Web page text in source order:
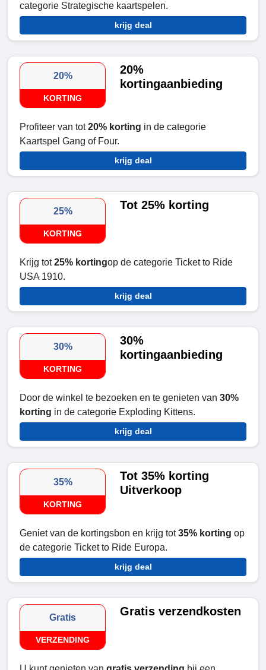
categorie Strategische kaartspelen.
krijg deal
20%
KORTING
20%
kortingaanbieding
Profiteer van tot20% korting in de categorie
Kaartspel Gang of Four.
krijg deal
25%
KORTING
Tot 25% korting
Krijg tot25% kortingop de categorie Ticket to Ride
USA 1910.
krijg deal
30%
KORTING
30%
kortingaanbieding
Door de winkel te bezoeken en te genieten van 30%
korting in de categorie Exploding Kittens.
krijg deal
35%
KORTING
Tot 35% korting
Uitverkoop
Geniet van de kortingsbon en krijg tot35% korting op
de categorie Ticket to Ride Europa.
krijg deal
Gratis
VERZENDING
Gratis verzendkosten